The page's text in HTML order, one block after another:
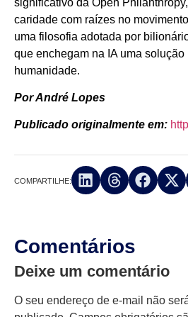
caridade com raízes no
uma filosofia adotada por
que enchegam na IA uma
humanidade.
Por André Lopes
Publicado originalmente em:
COMPARTILHE:
Comentários
Deixe um comentário
O seu endereço de e-mail não